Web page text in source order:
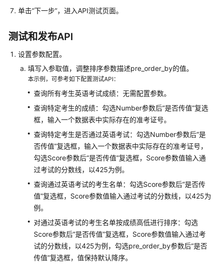
理
看
数
据
服
务
监
控
指
标
查
看
API
访
问
日
志
配
置
数
单击“下一步”，进入API测试页面。
测试和发布API
设置参数配置。
填写入参取值，调整排序参数描述pre_order_by的值。
本示例，可参考如下配置测试API：
查询所有考生英语考试成绩：无需配置参数。
查询特定考生的成绩：勾选Number参数后“是否传值”复选
框，输入一个数据表中实际存在的准考证号。
查询特定考生是否通过英语考试：勾选Number参数后“是
否传值”复选框，输入一个数据表中实际存在的准考证号，
勾选Score参数后“是否传值”复选框，Score参数值输入通
过考试的分数线，以425为例。
查询通过英语考试的考生名单：勾选Score参数后“是否传
值”复选框，Score参数值输入通过考试的分数线，以425为
例。
对通过英语考试的考生名单按成绩高低进行排序：勾选
Score参数后“是否传值”复选框，Score参数值输入通过考
试的分数线，以425为例，勾选pre_order_by参数后“是否
传值”复选框，值保持默认降序。